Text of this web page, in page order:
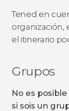
Tened en
organización,
el itinerario
Grupos
No es
si sois un